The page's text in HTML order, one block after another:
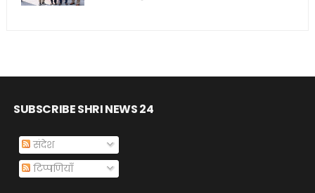
SUBSCRIBE SHRI NEWS 24
संदेश
टिप्पणियाँ